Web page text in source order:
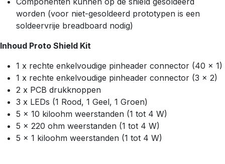
worden (voor niet-gesoldeerd prototypen is een
soldeervrije breadboard nodig)
Inhoud Proto Shield Kit
1 x rechte enkelvoudige pinheader connector (40 x 1)
1 x rechte enkelvoudige pinheader connector (3 x 2)
2 x PCB drukknoppen
3 x LEDs (1 Rood, 1 Geel, 1 Groen)
5 x 10 kiloohm weerstanden (1 tot 4 W)
5 x 220 ohm weerstanden (1 tot 4 W)
5 x 1 kiloohm weerstanden (1 tot 4 W)